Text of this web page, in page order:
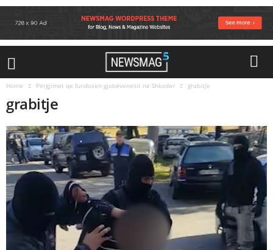
Home Pergjimet qe fundosen gjobevenesit ne Shkoder grabitje
grabitje